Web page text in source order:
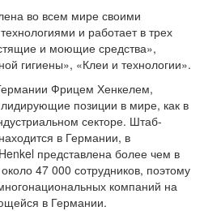
во всем мире своими
и работает в трех
и моющие средства»,
гигиены», «Клеи и технологии».
Фрицем Хенкелем,
позиции в мире, как в
секторе. Штаб-
в Германии, в
представлена более чем в
47 000 сотрудников, поэтому
компаний на
в Германии.